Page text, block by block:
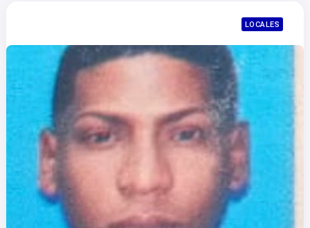
LOCALES